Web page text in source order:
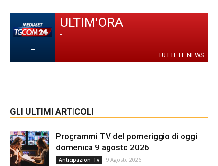
-
ULTIM'ORA
-
TUTTE LE NEWS
GLI ULTIMI ARTICOLI
Programmi TV del pomeriggio di oggi |
domenica 9 agosto 2026
Anticipazioni Tv 9 Agosto 2026